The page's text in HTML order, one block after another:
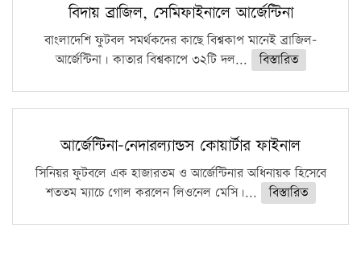
বিদায় ব্রাজিল, সেমিফাইনালে আর্জেন্টিনা
বাংলাদেশি ফুটবল সমর্থকদের কাছে বিশ্বকাপ মানেই ব্রাজিল-
আর্জেন্টিনা। কাতার বিশ্বকাপে ৩২টি দল...
বিস্তারিত
আর্জেন্টিনা-নেদারল্যান্ডস কোয়ার্টার ফাইনাল
সিনিয়র ফুটবলে এক হাজারতম ও আর্জেন্টিনার অধিনায়ক হিসেবে
শততম ম্যাচে গোল করলেন লিওনেল মেসি।...
বিস্তারিত